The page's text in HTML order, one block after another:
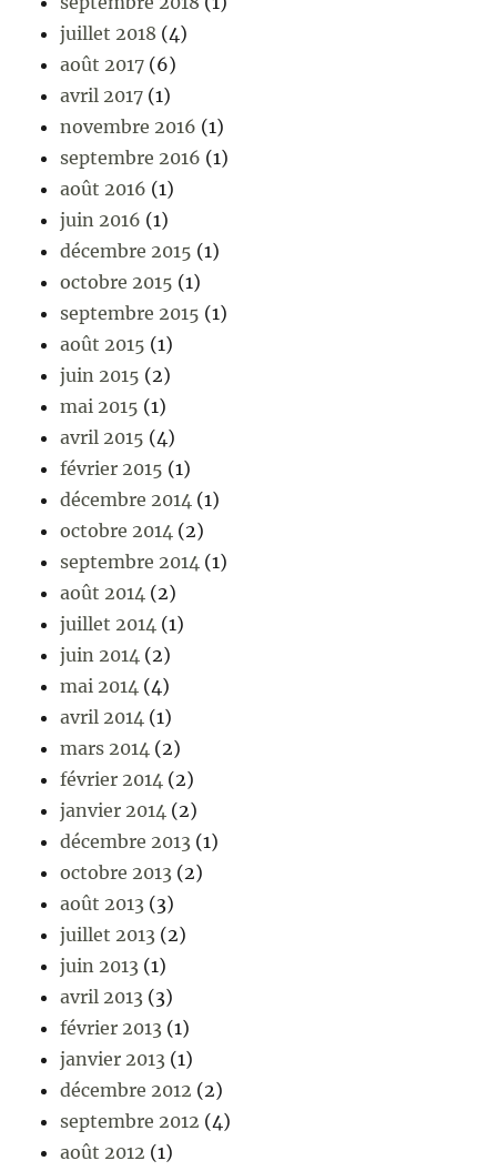
juillet 2018 (4)
août 2017 (6)
avril 2017 (1)
novembre 2016 (1)
septembre 2016 (1)
août 2016 (1)
juin 2016 (1)
décembre 2015 (1)
octobre 2015 (1)
septembre 2015 (1)
août 2015 (1)
juin 2015 (2)
mai 2015 (1)
avril 2015 (4)
février 2015 (1)
décembre 2014 (1)
octobre 2014 (2)
septembre 2014 (1)
août 2014 (2)
juillet 2014 (1)
juin 2014 (2)
mai 2014 (4)
avril 2014 (1)
mars 2014 (2)
février 2014 (2)
janvier 2014 (2)
décembre 2013 (1)
octobre 2013 (2)
août 2013 (3)
juillet 2013 (2)
juin 2013 (1)
avril 2013 (3)
février 2013 (1)
janvier 2013 (1)
décembre 2012 (2)
septembre 2012 (4)
août 2012 (1)